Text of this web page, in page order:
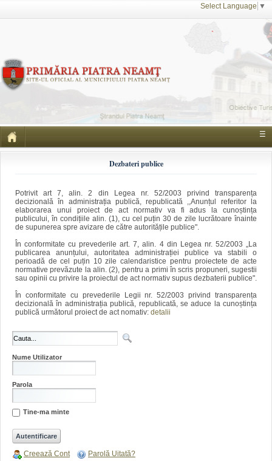
Select Language ▼
☰
Dezbateri publice
Potrivit art 7, alin. 2 din Legea nr. 52/2003 privind transparența
decizională în administrația publică, republicată ,,Anunțul referitor la
elaborarea unui proiect de act normativ va fi adus la cunoștința
publicului, în condițiile alin. (1), cu cel puțin 30 de zile lucrătoare înainte
de supunerea spre avizare de către autoritățile publice".
În conformitate cu prevederile art. 7, alin. 4 din Legea nr. 52/2003 „La
publicarea anunțului, autoritatea administrației publice va stabili o
perioadă de cel puțin 10 zile calendaristice pentru proiectete de acte
normative prevăzute la alin. (2), pentru a primi în scris propuneri, sugestii
sau opinii cu privire la proiectul de act normativ supus dezbaterii publice".
În conformitate cu prevederile Legii nr. 52/2003 privind transparența
decizională în administrația publică, republicată, se aduce la cunoștința
publică următorul proiect de act nomativ: detalii
Nume Utilizator
Parola
Tine-ma minte
Creează Cont Parolă Uitată?